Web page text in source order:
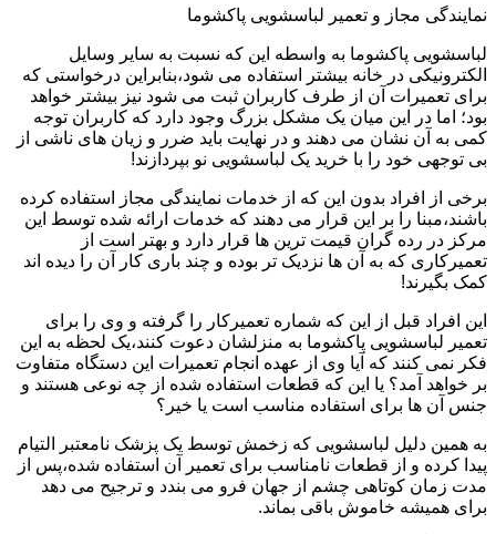
نمایندگی مجاز و تعمیر لباسشویی پاکشوما
لباسشویی پاکشوما به واسطه این که نسبت به سایر وسایل
الکترونیکی در خانه بیشتر استفاده می شود،بنابراین درخواستی که
برای تعمیرات آن از طرف کاربران ثبت می شود نیز بیشتر خواهد
بود؛ اما در این میان یک مشکل بزرگ وجود دارد که کاربران توجه
کمی به آن نشان می دهند و در نهایت باید ضرر و زیان های ناشی از
بی توجهی خود را با خرید یک لباسشویی نو بپردازند!
برخی از افراد بدون این که از خدمات نمایندگی مجاز استفاده کرده
باشند،مبنا را بر این قرار می دهند که خدمات ارائه شده توسط این
مرکز در رده گران قیمت ترین ها قرار دارد و بهتر است از
تعمیرکاری که به آن ها نزدیک تر بوده و چند باری کار آن را دیده اند
کمک بگیرند!
این افراد قبل از این که شماره تعمیرکار را گرفته و وی را برای
تعمیر لباسشویی پاکشوما به منزلشان دعوت کنند،یک لحظه به این
فکر نمی کنند که آیا وی از عهده انجام تعمیرات این دستگاه متفاوت
بر خواهد آمد؟ یا این که قطعات استفاده شده از چه نوعی هستند و
جنس آن ها برای استفاده مناسب است یا خیر؟
به همین دلیل لباسشویی که زخمش توسط یک پزشک نامعتبر التیام
پیدا کرده و از قطعات نامناسب برای تعمیر آن استفاده شده،پس از
مدت زمان کوتاهی چشم از جهان فرو می بندد و ترجیح می دهد
برای همیشه خاموش باقی بماند.